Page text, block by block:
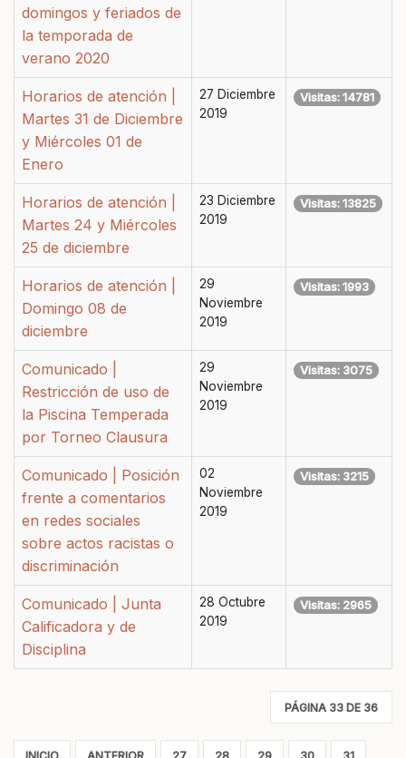
domingos y feriados de
la temporada de
verano 2020
Horarios de atención |
Martes 31 de Diciembre
y Miércoles 01 de
Enero
27 Diciembre
2019
Visitas: 14781
Horarios de atención |
Martes 24 y Miércoles
25 de diciembre
23 Diciembre
2019
Visitas: 13825
Horarios de atención |
Domingo 08 de
diciembre
29
Noviembre
2019
Visitas: 1993
Comunicado |
Restricción de uso de
la Piscina Temperada
por Torneo Clausura
29
Noviembre
2019
Visitas: 3075
Comunicado | Posición
frente a comentarios
en redes sociales
sobre actos racistas o
discriminación
02
Noviembre
2019
Visitas: 3215
Comunicado | Junta
Calificadora y de
Disciplina
28 Octubre
2019
Visitas: 2965
PÁGINA 33 DE 36